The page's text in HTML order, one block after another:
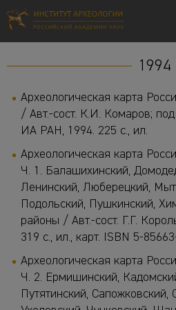
1994
Археологическая карта
/ Авт.-сост. К.И. Комаров;
ИА РАН, 1994. 225 с., ил.
Археологическая карта
Ч. 1. Балашихинский,
Ленинский, Люберецкий,
Подольский, Пушкинский,
районы / Авт.-сост. Г.Г.
319 с., ил., карт. ISBN 5-
Археологическая карта
Ч. 2. Ермишинский,
Путятинский, Сапожковский,